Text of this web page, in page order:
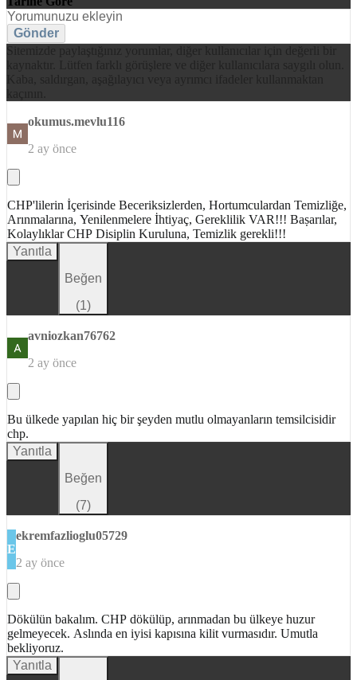
Gönder
okumus.mevlu116
2 ay önce
CHP'lilerin İçerisinde Beceriksizlerden, Hortumculardan Temizliğe,
Arınmalarına, Yenilenmelere İhtiyaç, Gereklilik VAR!!! Baṣarılar,
Kolaylıklar CHP Disiplin Kuruluna, Temizlik gerekli!!!
Yanıtla
Beğen
(1)
avniozkan76762
2 ay önce
Bu ülkede yapılan hiç bir şeyden mutlu olmayanların temsilcisidir
chp.
Yanıtla
Beğen
(7)
E
ekremfazlioglu05729
2 ay önce
Dökülün bakalım. CHP dökülüp, arınmadan bu ülkeye huzur
gelmeyecek. Aslında en iyisi kapısına kilit vurmasıdır. Umutla
bekliyoruz.
Yanıtla